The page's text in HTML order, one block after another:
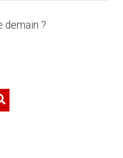
demain ?